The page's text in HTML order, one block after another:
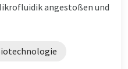
angestoßen und